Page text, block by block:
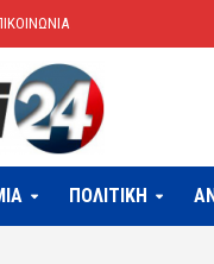
ΠΟΛΙΤΙΚΗ